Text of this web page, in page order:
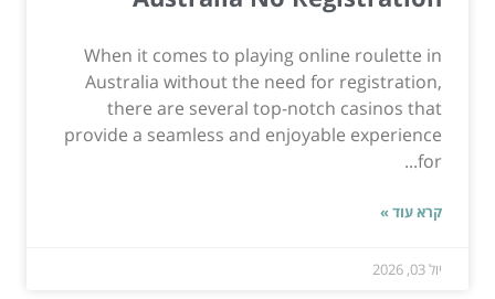
When it comes to playing online roulette in
Australia without the need for registration,
there are several top-notch casinos that
provide a seamless and enjoyable experience
for...
קרא עוד »
יול 03, 2026